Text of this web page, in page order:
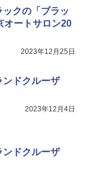
ックの「ブラッ
オートサロン20
2023年12月25日
ンドクルーザ
2023年12月4日
ドクルーザ